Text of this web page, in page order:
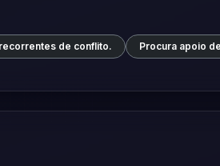
de conflito. Procura apoio